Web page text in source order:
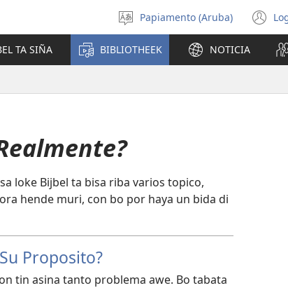
Scoge
idioma
Papiamento (Aruba)
TA SIÑA BIBLIOTHEEK NOTICIA
loke Bijbel ta bisa riba varios topico,
hende muri, con bo por haya un bida di
Proposito?
tin asina tanto problema awe. Bo tabata